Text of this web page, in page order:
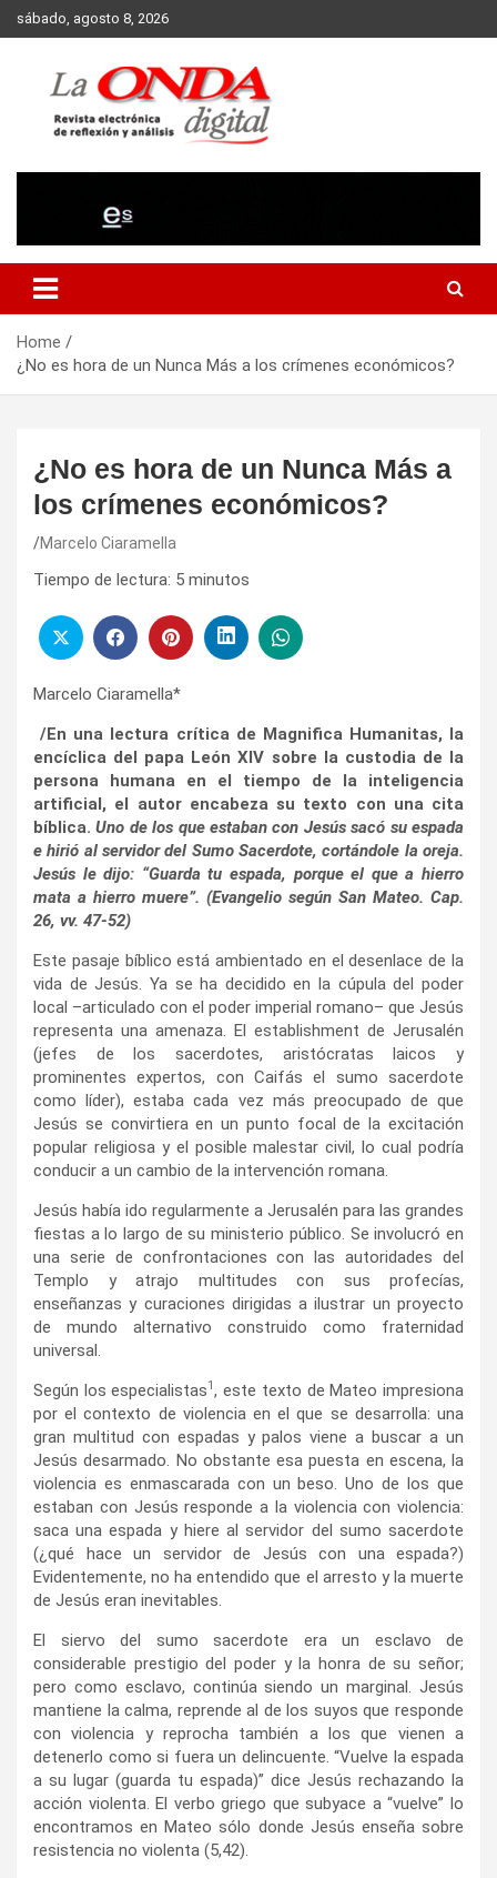
Skip
to
sábado, agosto 8, 2026
Home
¿No es hora de un Nunca Más a los crímenes económicos?
¿No es hora de un Nunca Más a
los crímenes económicos?
Marcelo Ciaramella
Tiempo de lectura: 5 minutos
Marcelo Ciaramella*
/En una lectura crítica de Magnifica Humanitas, la
encíclica del papa León XIV sobre la custodia de la
persona humana en el tiempo de la inteligencia
artificial, el autor encabeza su texto con una cita
bíblica. Uno de los que estaban con Jesús sacó su espada
e hirió al servidor del Sumo Sacerdote, cortándole la oreja.
Jesús le dijo: “Guarda tu espada, porque el que a hierro
mata a hierro muere”. (Evangelio según San Mateo. Cap.
26, vv. 47-52)
Este pasaje bíblico está ambientado en el desenlace de la
vida de Jesús. Ya se ha decidido en la cúpula del poder
local –articulado con el poder imperial romano– que Jesús
representa una amenaza. El establishment de Jerusalén
(jefes de los sacerdotes, aristócratas laicos y
prominentes expertos, con Caifás el sumo sacerdote
como líder), estaba cada vez más preocupado de que
Jesús se convirtiera en un punto focal de la excitación
popular religiosa y el posible malestar civil, lo cual podría
conducir a un cambio de la intervención romana.
Jesús había ido regularmente a Jerusalén para las grandes
fiestas a lo largo de su ministerio público. Se involucró en
una serie de confrontaciones con las autoridades del
Templo y atrajo multitudes con sus profecías,
enseñanzas y curaciones dirigidas a ilustrar un proyecto
de mundo alternativo construido como fraternidad
universal.
Según los especialistas1 , este texto de Mateo impresiona
por el contexto de violencia en el que se desarrolla: una
gran multitud con espadas y palos viene a buscar a un
Jesús desarmado. No obstante esa puesta en escena, la
violencia es enmascarada con un beso. Uno de los que
estaban con Jesús responde a la violencia con violencia:
saca una espada y hiere al servidor del sumo sacerdote
(¿qué hace un servidor de Jesús con una espada?)
Evidentemente, no ha entendido que el arresto y la muerte
de Jesús eran inevitables.
El siervo del sumo sacerdote era un esclavo de
considerable prestigio del poder y la honra de su señor;
pero como esclavo, continúa siendo un marginal. Jesús
mantiene la calma, reprende al de los suyos que responde
con violencia y reprocha también a los que vienen a
detenerlo como si fuera un delincuente. “Vuelve la espada
a su lugar (guarda tu espada)” dice Jesús rechazando la
acción violenta. El verbo griego que subyace a “vuelve” lo
encontramos en Mateo sólo donde Jesús enseña sobre
resistencia no violenta (5,42).